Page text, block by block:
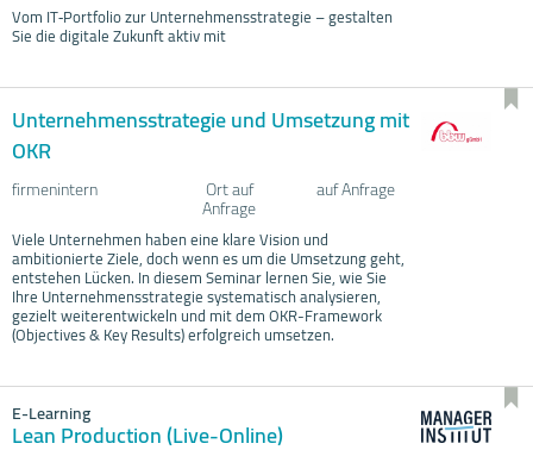
Vom IT‑Portfolio zur Unternehmensstrategie – gestalten
Sie die digitale Zukunft aktiv mit
Unternehmensstrategie und Umsetzung mit
OKR
firmenintern Ort auf
Anfrage
auf Anfrage
Viele Unternehmen haben eine klare Vision und
ambitionierte Ziele, doch wenn es um die Umsetzung geht,
entstehen Lücken. In diesem Seminar lernen Sie, wie Sie
Ihre Unternehmensstrategie systematisch analysieren,
gezielt weiterentwickeln und mit dem OKR-Framework
(Objectives & Key Results) erfolgreich umsetzen.
E-Learning
Lean Production (Live-Online)